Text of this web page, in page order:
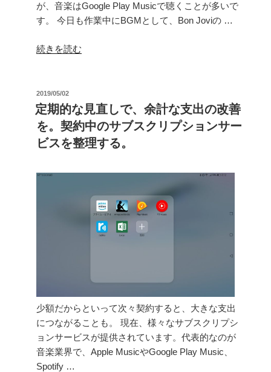
が、音楽はGoogle Play Musicで聴くことが多いで
す。 今日も作業中にBGMとして、Bon Joviの …
“Google
の
曲
情
報
を
集
続きを読む
投
稿
日:
2019/05/02
定期的な見直しで、余計な支出の改善
を。契約中のサブスクリプションサー
ビスを整理する。
少額だからといって次々契約すると、大きな支出
につながることも。 現在、様々なサブスクリプシ
ョンサービスが提供されています。代表的なのが
音楽業界で、Apple MusicやGoogle Play Music、
Spotify …